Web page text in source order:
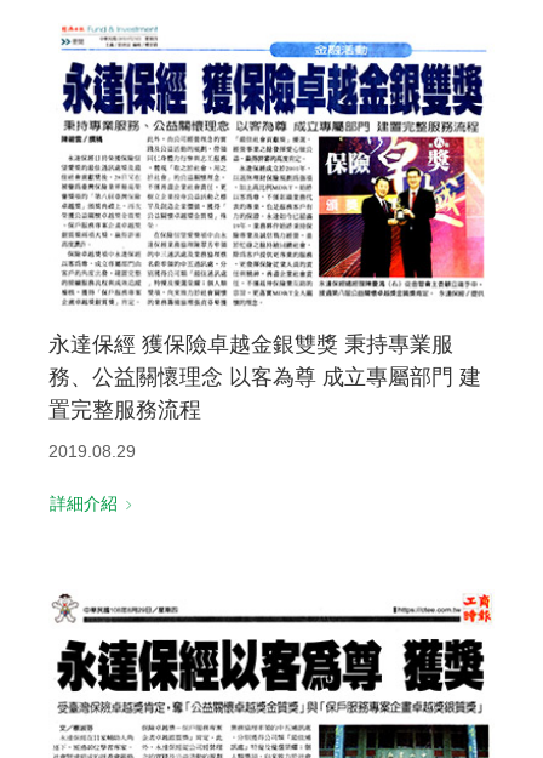
永達保經 獲保險卓越金銀雙獎 秉持專業服
務、公益關懷理念 以客為尊 成立專屬部門 建
置完整服務流程
2019.08.29
詳細介紹